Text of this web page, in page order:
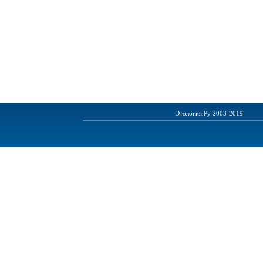
Этология.Ру 2003-2019